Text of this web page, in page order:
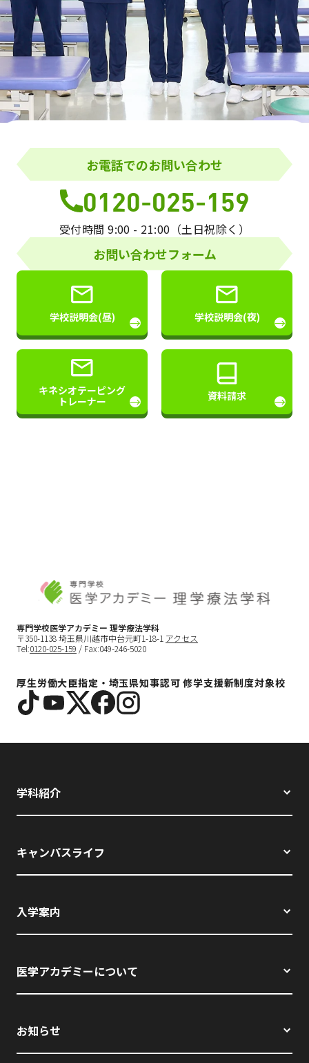
お電話でのお問い合わせ
0120-025-159
受付時間 9:00 - 21:00（土日祝除く）
お問い合わせフォーム
学校説明会(昼) → 学校説明会(夜) →
キネシオテーピング
トレーナー
→ 資料請求 →
専門学校医学アカデミー 理学療法学科
〒350-1138 埼玉県川越市中台元町1-18-1 アクセス
Tel:0120-025-159 / Fax:049-246-5020
厚生労働大臣指定・埼玉県知事認可 修学支援新制度対象校
学科紹介
キャンパスライフ
入学案内
医学アカデミーについて
お知らせ